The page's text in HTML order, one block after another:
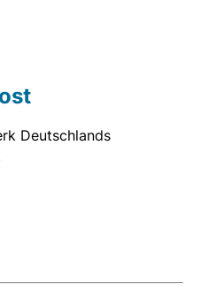
Deutschlands